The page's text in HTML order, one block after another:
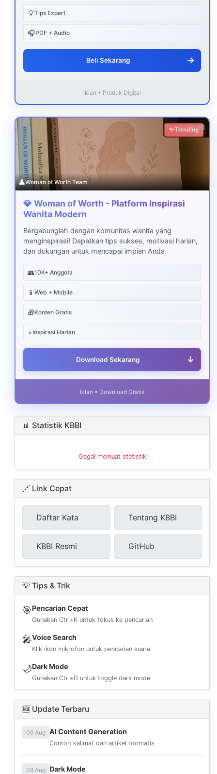
💡Tips Expert
🎧PDF + Audio
Beli Sekarang →
Iklan • Produk Digital
Download
✨ Trending
👤Woman of Worth Team
💎 Woman of Worth - Platform Inspirasi
Wanita Modern
Bergabunglah dengan komunitas wanita yang
menginspirasi! Dapatkan tips sukses, motivasi harian,
dan dukungan untuk mencapai impian Anda.
👥10K+ Anggota
📱 Web + Mobile
🎁Konten Gratis
⭐Inspirasi Harian
Download Sekarang ↓
Iklan • Download Gratis
📊 Statistik KBBI
Gagal memuat statistik
🔗 Link Cepat
Daftar Kata Tentang KBBI
KBBI Resmi GitHub
💡 Tips & Trik
🎯Pencarian Cepat
Gunakan Ctrl+K untuk fokus ke pencarian
🎤Voice Search
Klik ikon mikrofon untuk pencarian suara
🌙Dark Mode
Gunakan Ctrl+D untuk toggle dark mode
🆕 Update Terbaru
09 Aug AI Content Generation
Contoh kalimat dan artikel otomatis
08 Aug Dark Mode